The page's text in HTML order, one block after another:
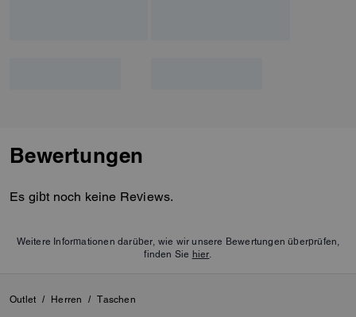
Bewertungen
Es gibt noch keine Reviews.
Weitere Informationen darüber, wie wir unsere Bewertungen überprüfen,
finden Sie hier.
Outlet / Herren / Taschen